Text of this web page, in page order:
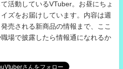
活動しているVTuber。お昼にちょ
ズをお届けしています。内容は週
売される新商品の情報まで、ここ
場で披露したら情報通になれるか